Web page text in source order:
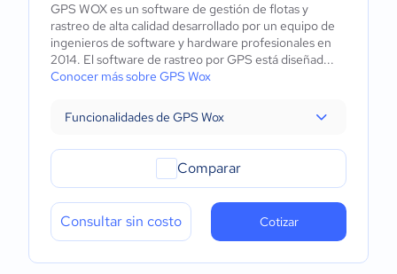
GPS WOX es un software de gestión de flotas y
rastreo de alta calidad desarrollado por un equipo de
ingenieros de software y hardware profesionales en
2014. El software de rastreo por GPS está diseñad...
Conocer más sobre GPS Wox
Funcionalidades de GPS Wox
Comparar
Consultar sin costo Cotizar